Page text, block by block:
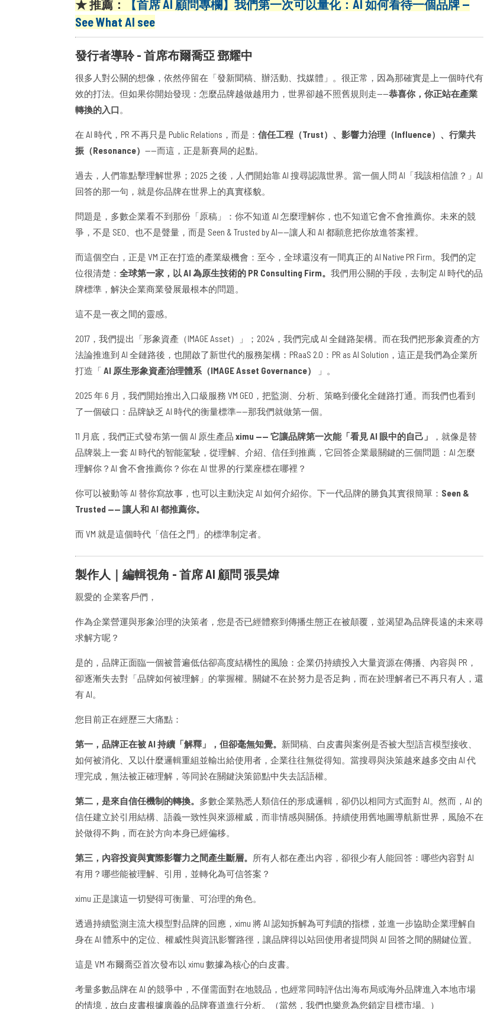
★ 推薦：
【首席 AI 顧問專欄】我們第一次可以量化：AI 如何看待一個品牌 —
See What AI see
發行者導聆 - 首席布爾喬亞 鄧耀中
很多人對公關的想像，依然停留在「發新聞稿、辦活動、找媒體」。很正常，因為那確實是上一個時代有
效的打法。但如果你開始發現：怎麼品牌越做越用力，世界卻越不照舊規則走——恭喜你，你正站在產業
轉換的入口 。
在 AI 時代，PR 不再只是 Public Relations，而是： 信任工程（Trust）、影響力治理（Influence）、行業共
振（Resonance） ——而這，正是新賽局的起點。
過去，人們靠點擊理解世界；2025 之後，人們開始靠 AI 搜尋認識世界。當一個人問 AI「我該相信誰？」AI
回答的那一句，就是你品牌在世界上的真實樣貌。
問題是，多數企業看不到那份「原稿」：你不知道 AI 怎麼理解你，也不知道它會不會推薦你。未來的競
爭，不是 SEO、也不是聲量，而是 Seen & Trusted by AI——讓人和 AI 都願意把你放進答案裡。
而這個空白，正是 VM 正在打造的產業級機會：至今，全球還沒有一間真正的 AI Native PR Firm。我們的定
位很清楚： 全球第一家，以 AI 為原生技術的 PR Consulting Firm。 我們用公關的手段，去制定 AI 時代的品
牌標準，解決企業商業發展最根本的問題。
這不是一夜之間的靈感。
2017，我們提出「形象資產（IMAGE Asset）」；2024，我們完成 AI 全鏈路架構。而在我們把形象資產的方
法論推進到 AI 全鏈路後，也開啟了新世代的服務架構：PRaaS 2.0：PR as AI Solution，這正是我們為企業所
打造「 AI 原生形象資產治理體系（IMAGE Asset Governance） 」。
2025 年 6 月，我們開始推出入口級服務 VM GEO，把監測、分析、策略到優化全鏈路打通。而我們也看到
了一個破口：品牌缺乏 AI 時代的衡量標準——那我們就做第一個。
11 月底，我們正式發布第一個 AI 原生產品 ximu —— 它讓品牌第一次能「看見 AI 眼中的自己」
，就像是替
品牌裝上一套 AI 時代的智能駕駛，從理解、介紹、信任到推薦，它回答企業最關鍵的三個問題：AI 怎麼
理解你？AI 會不會推薦你？你在 AI 世界的行業座標在哪裡？
你可以被動等 AI 替你寫故事，也可以主動決定 AI 如何介紹你。下一代品牌的勝負其實很簡單： Seen &
Trusted —— 讓人和 AI 都推薦你。
而 VM 就是這個時代「信任之門」的標準制定者。
製作人｜編輯視角 - 首席 AI 顧問 張昊煒
親愛的 企業客戶們，
作為企業營運與形象治理的決策者，您是否已經體察到傳播生態正在被顛覆，並渴望為品牌長遠的未來尋
求解方呢？
是的，品牌正面臨一個被普遍低估卻高度結構性的風險：企業仍持續投入大量資源在傳播、內容與 PR，
卻逐漸失去對「品牌如何被理解」的掌握權。關鍵不在於努力是否足夠，而在於理解者已不再只有人，還
有 AI。
您目前正在經歷三大痛點：
第一，品牌正在被 AI 持續「解釋」，但卻毫無知覺。 新聞稿、白皮書與案例是否被大型語言模型接收、
如何被消化、又以什麼邏輯重組並輸出給使用者，企業往往無從得知。當搜尋與決策越來越多交由 AI 代
理完成，無法被正確理解，等同於在關鍵決策節點中失去話語權。
第二，是來自信任機制的轉換。 多數企業熟悉人類信任的形成邏輯，卻仍以相同方式面對 AI。然而，AI 的
信任建立於引用結構、語義一致性與來源權威，而非情感與關係。持續使用舊地圖導航新世界，風險不在
於做得不夠，而在於方向本身已經偏移。
第三，內容投資與實際影響力之間產生斷層。
所有人都在產出內容，卻很少有人能回答：哪些內容對 AI
有用？哪些能被理解、引用，並轉化為可信答案？
ximu 正是讓這一切變得可衡量、可治理的角色。
透過持續監測主流大模型對品牌的回應，ximu 將 AI 認知拆解為可判讀的指標，並進一步協助企業理解自
身在 AI 體系中的定位、權威性與資訊影響路徑，讓品牌得以站回使用者提問與 AI 回答之間的關鍵位置。
這是 VM 布爾喬亞首次發布以 ximu 數據為核心的白皮書。
考量多數品牌在 AI 的競爭中，不僅需面對在地競品，也經常同時評估出海布局或海外品牌進入本地市場
的情境，故白皮書根據廣義的品牌賽道進行分析。（當然，我們也樂意為您鎖定目標市場。）